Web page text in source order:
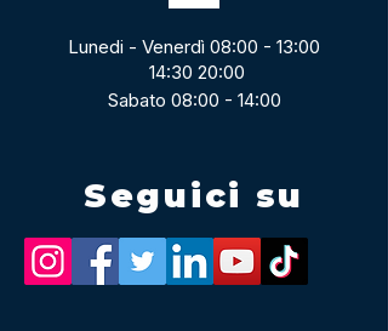
Lunedi - Venerdì 08:00 - 13:00
14:30 20:00
Sabato 08:00 - 14:00
Seguici su